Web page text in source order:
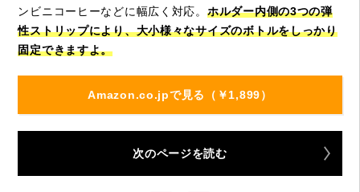
ンビニコーヒーなどに幅広く対応。 ホルダー内側の3つの弾
性ストリップにより、大小様々なサイズのボトルをしっかり
固定できますよ。
Amazon.co.jpで見る（￥1,899）
次のページを読む